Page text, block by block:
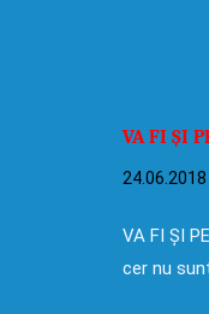
VA FI ȘI
24.06.2018
VA FI ȘI
cer nu